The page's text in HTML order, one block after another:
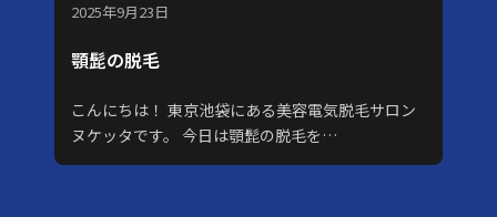
2025年9月23日
顎髭の脱毛
こんにちは！ 東京池袋にある美容電気脱毛サロン
ヌケッタです。 今日は顎髭の脱毛を…